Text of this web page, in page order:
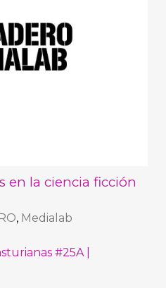
en la ciencia ficción
, Medialab